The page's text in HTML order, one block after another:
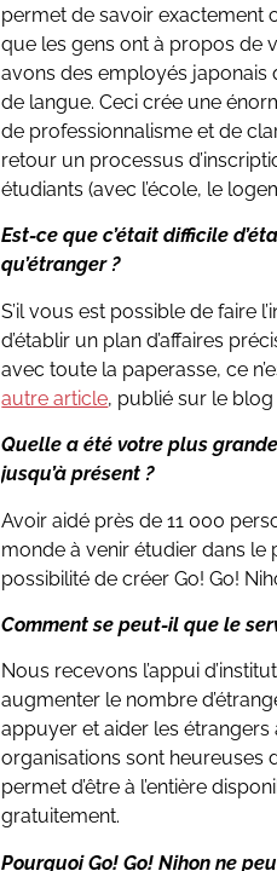
permet de savoir exactement
que les gens ont à propos de
avons des employés japonais
de langue. Ceci crée une
de professionnalisme et de
retour un processus
étudiants (avec l’école, le
Est-ce que c’était difficile
qu’étranger ?
S’il vous est possible de faire
d’établir un plan d’affaires
avec toute la paperasse, ce
autre article, publié sur le blog
Quelle a été votre plus
jusqu’à présent ?
Avoir aidé près de 11 000
monde à venir étudier dans le
possibilité de créer Go! Go!
Comment se peut-il que le
Nous recevons l’appui
augmenter le nombre
appuyer et aider les
organisations sont heureuses
permet d’être à l’entière
gratuitement.
Pourquoi Go! Go! Nihon ne